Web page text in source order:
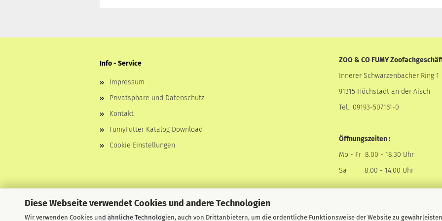
Diese Webseite verwendet Cookies und andere Technologien
Wir verwenden Cookies und ähnliche Technologien, auch von Drittanbietern, um die ordentliche Funktionsweise der Website zu
Info - Service
Impressum
Privatsphäre und Datenschutz
Kontakt
FumyFutter Katalog Download
Cookie Einstellungen
ZOO & CO FUMY
Innerer Schwarzenbacher Ring 1
91315 Höchstadt an der Aisch
Tel.: 09193-507161-0
Öffnungszeiten :
Mo - Fr 8.00 - 18.30 Uhr
Sa 8.00 - 14.00 Uhr